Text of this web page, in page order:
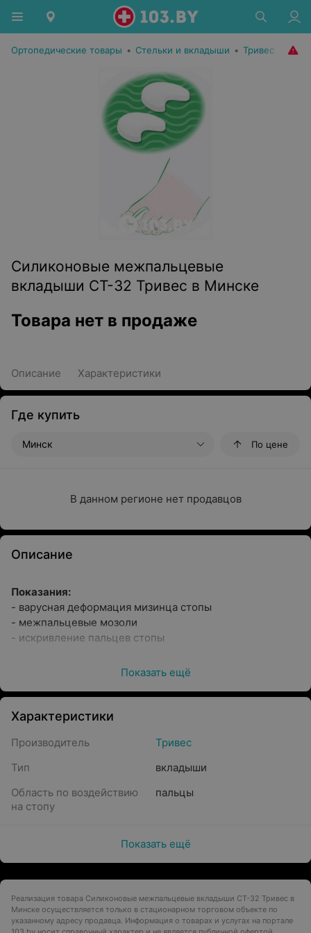
Ортопедические товары • Стельки и вкладыши • Тривес
Силиконовые межпальцевые
вкладыши СТ-32 Тривес в Минске
Товара нет в продаже
Описание Характеристики
Где купить
Минск По цене
В данном регионе нет продавцов
Описание
Показания:
- варусная деформация мизинца стопы
- межпальцевые мозоли
- искривление пальцев стопы
Показать ещё
Характеристики
Производитель
Тривес
Тип
вкладыши
Область по воздействию
на стопу
пальцы
Показать ещё
Реализация товара Силиконовые межпальцевые вкладыши СТ-32 Тривес в
Минске осуществляется только в стационарном торговом объекте по
указанному адресу продавца. Информация о товарах и услугах на портале